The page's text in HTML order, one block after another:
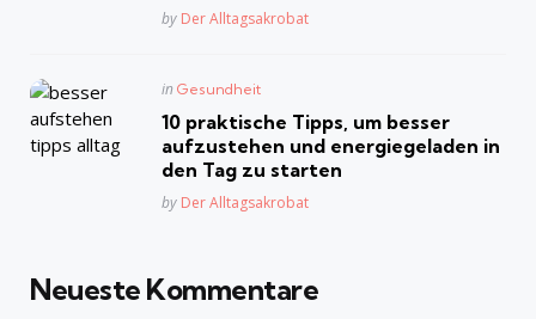
Posted
by Der Alltagsakrobat
Posted
in Gesundheit
10 praktische Tipps, um besser
aufzustehen und energiegeladen in
den Tag zu starten
Posted
by Der Alltagsakrobat
Neueste Kommentare